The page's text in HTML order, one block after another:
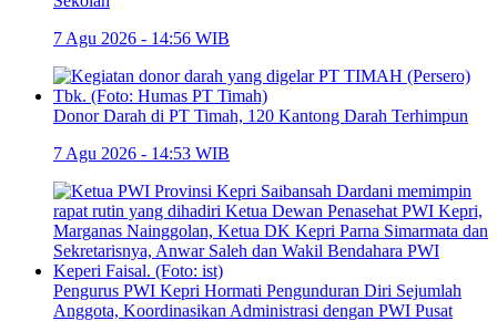
7 Agu 2026 - 14:56 WIB
Donor Darah di PT Timah, 120 Kantong Darah Terhimpun
7 Agu 2026 - 14:53 WIB
Pengurus PWI Kepri Hormati Pengunduran Diri Sejumlah
Anggota, Koordinasikan Administrasi dengan PWI Pusat